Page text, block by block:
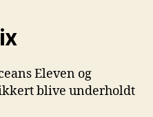
Eleven og
blive underholdt